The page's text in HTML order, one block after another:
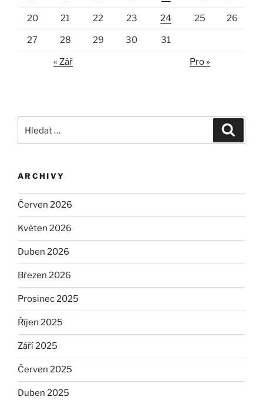
20 21 22 23 24 25 26
27 28 29 30 31
« Zář Pro »
ARCHIVY
Červen 2026
Květen 2026
Duben 2026
Březen 2026
Prosinec 2025
Říjen 2025
Září 2025
Červen 2025
Duben 2025